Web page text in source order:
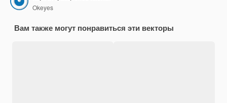
Okeyes
Вам также могут понравиться эти векторы